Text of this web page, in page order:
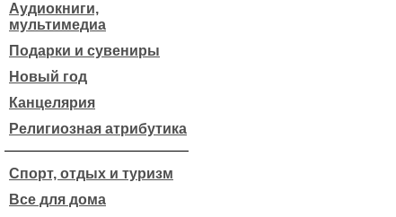
Аудиокниги,
мультимедиа
Подарки и сувениры
Новый год
Канцелярия
Религиозная атрибутика
Спорт, отдых и туризм
Все для дома